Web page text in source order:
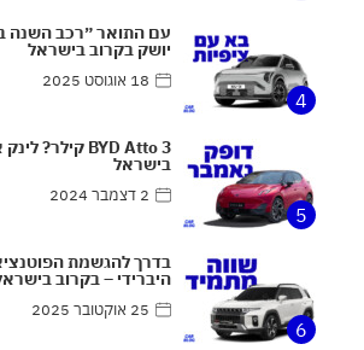
4
יושק בקרוב בישראל
18 אוגוסט 2025
5
בישראל
2 דצמבר 2024
6
היברידי – בקרוב
25 אוקטובר 2025